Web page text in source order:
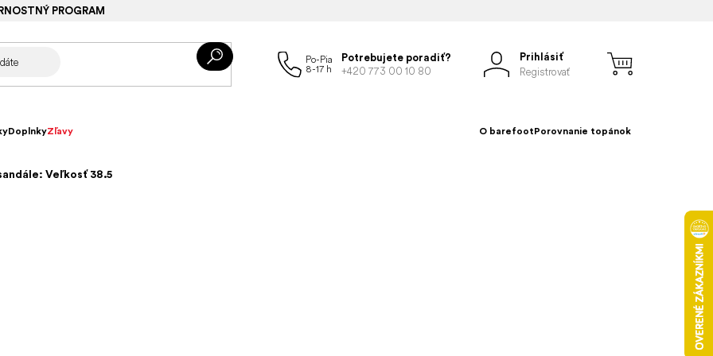
PROGRAM
Potrebujete poradiť?
+420 773 00 10 80
Prihlásiť
Registrovať
DoplnkyZľavy O barefootPorovnanie topánok
Veľkosť 38.5